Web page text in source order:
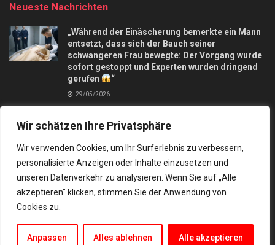
Wir schätzen Ihre Privatsphäre
Wir verwenden Cookies, um Ihr Surferlebnis zu verbessern,
personalisierte Anzeigen oder Inhalte einzusetzen und
unseren Datenverkehr zu analysieren. Wenn Sie auf „Alle
akzeptieren" klicken, stimmen Sie der Anwendung von
Cookies zu.
Anpassen Alles ablehnen Alle akzeptieren
Neueste Nachrichten
„Während der Einäscherung bemerkte ein Mann
entsetzt, dass sich der Bauch seiner
schwangeren Frau bewegte: Der Vorgang wurde
sofort gestoppt und Experten wurden dringend
gerufen
“
29/05/2026
Apfelkuchen mit nur 3 Äpfel und in 10 Minuten,
macht mich verrückt
28/09/2025
Kontakt Datenschutz
© 2024 Besten rezepte und tipps